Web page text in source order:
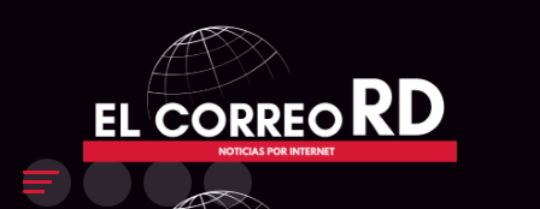
Exit mobile version